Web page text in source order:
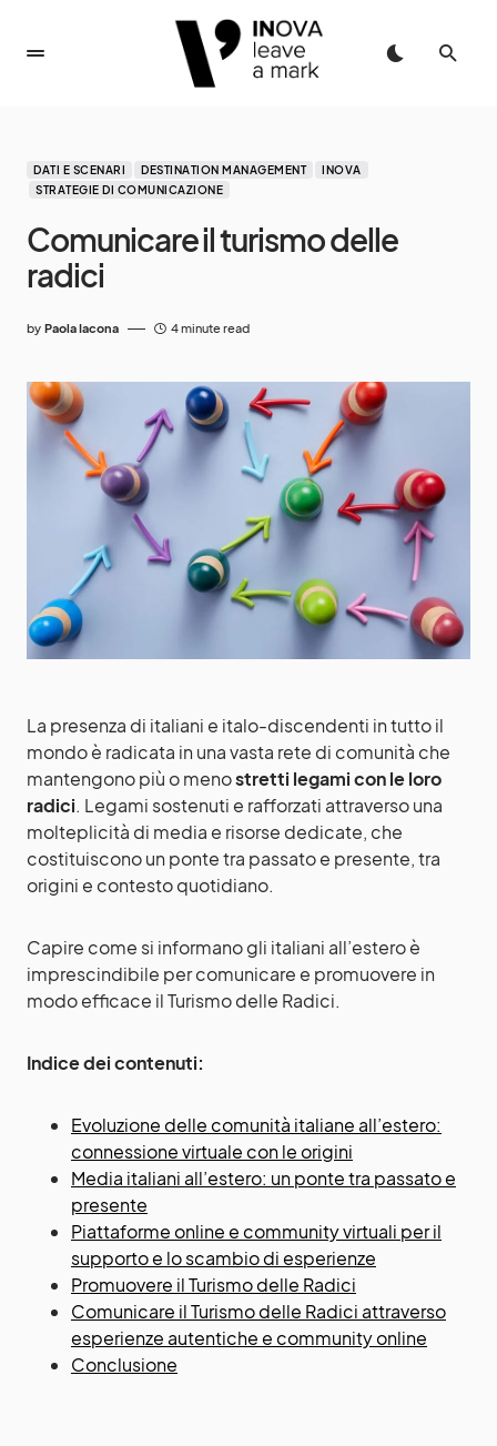
DATI E SCENARI DESTINATION MANAGEMENT
INOVA
STRATEGIE DI COMUNICAZIONE
Comunicare il turismo delle
radici
by Paola Iacona 4 minute read
La presenza di italiani e italo-discendenti in tutto il
mondo è radicata in una vasta rete di comunità che
mantengono più o menostretti legami con le loro
radici. Legami sostenuti e rafforzati attraverso una
molteplicità di media e risorse dedicate, che
costituiscono un ponte tra passato e presente, tra
origini e contesto quotidiano.
Capire come si informano gli italiani all’estero è
imprescindibile per comunicare e promuovere in
modo efficace il Turismo delle Radici.
Indice dei contenuti:
Evoluzione delle comunità italiane all’estero:
connessione virtuale con le origini
Media italiani all’estero: un ponte tra passato e
presente
Piattaforme online e community virtuali per il
supporto e lo scambio di esperienze
Promuovere il Turismo delle Radici
Comunicare il Turismo delle Radici attraverso
esperienze autentiche e community online
Conclusione